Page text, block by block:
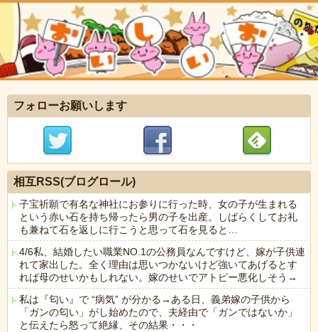
フォローお願いします
相互RSS(ブログロール)
子宝祈願で有名な神社にお参りに行った時、女の子が生まれる
という赤い石を持ち帰ったら男の子を出産。しばらくしてお礼
も兼ねて石を返しに行こうと思って石を見ると…
4/6私、結婚したい職業NO.1の公務員なんですけど、嫁が子供連
れて家出した。全く理由は思いつかないけど強いてあげるとす
れば母のせいかもしれない。嫁のせいでアトピー悪化しそう→
私は『匂い』で “病気” が分かる→ある日、義弟嫁の子供から
「ガンの匂い」がし始めたので、夫経由で「ガンではないか」
と伝えたら怒って絶縁、その結果・・・